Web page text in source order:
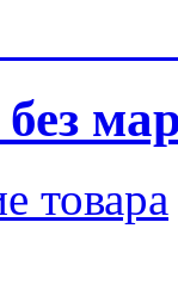
товара